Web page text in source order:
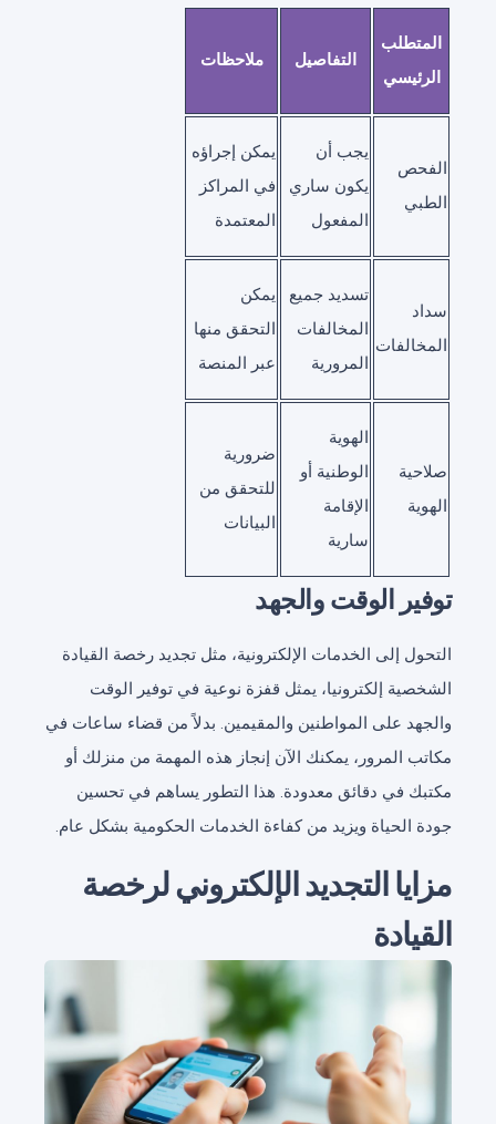
المتطلب
الرئيسي
التفاصيل ملاحظات
الفحص
الطبي
يجب أن
يكون ساري
المفعول
يمكن إجراؤه
في المراكز
المعتمدة
سداد
المخالفات
تسديد جميع
المخالفات
المرورية
يمكن
التحقق منها
عبر المنصة
صلاحية
الهوية
الهوية
الوطنية أو
الإقامة
سارية
ضرورية
للتحقق من
البيانات
توفير الوقت والجهد
التحول إلى الخدمات الإلكترونية، مثل تجديد رخصة القيادة
الشخصية إلكترونيا، يمثل قفزة نوعية في توفير الوقت
والجهد على المواطنين والمقيمين. بدلاً من قضاء ساعات في
مكاتب المرور، يمكنك الآن إنجاز هذه المهمة من منزلك أو
مكتبك في دقائق معدودة. هذا التطور يساهم في تحسين
جودة الحياة ويزيد من كفاءة الخدمات الحكومية بشكل عام.
مزايا التجديد الإلكتروني لرخصة
القيادة